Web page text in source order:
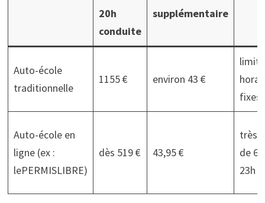
20h
conduite
supplémentaire
Auto-école
traditionnelle
1155 € environ 43 €
fixes
Auto-école en
ligne (ex :
lePERMISLIBRE)
dès 519 € 43,95 €
très
de
23h